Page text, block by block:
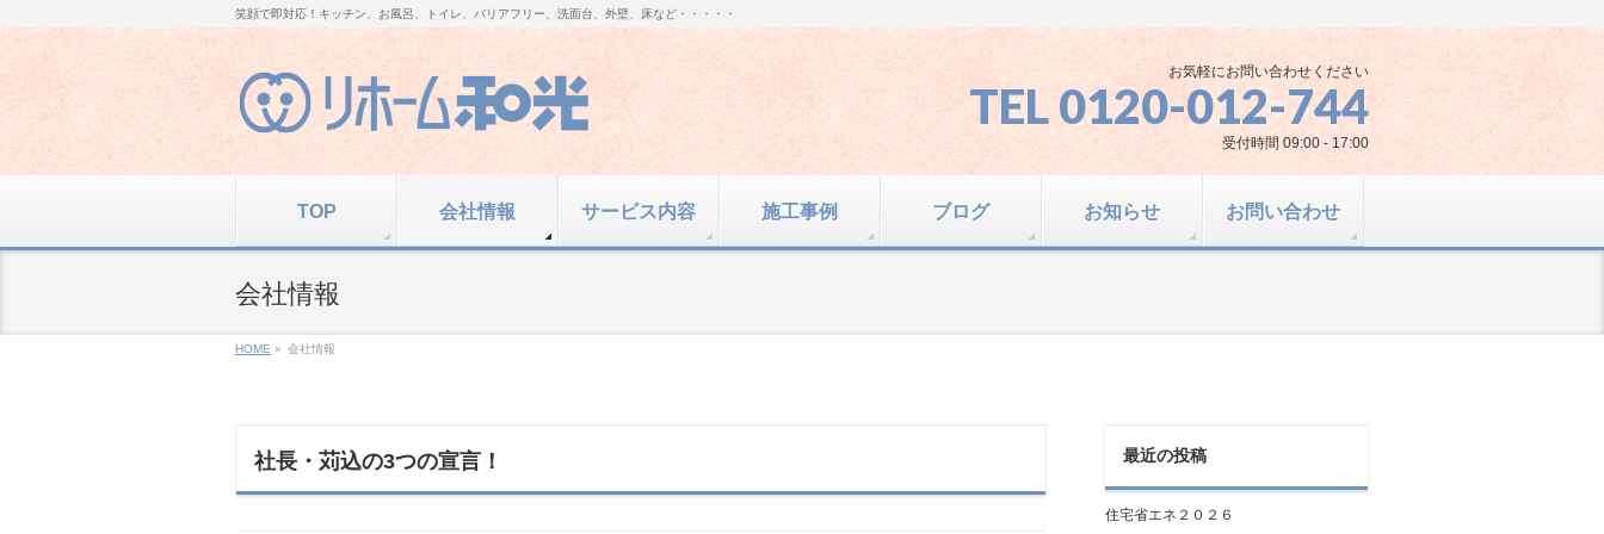
笑顔で即対応！キッチン、お風呂、トイレ、バリアフリー、洗面台、外壁、床など・・・・・
お気軽にお問い合わせください
TEL 0120-012-744
受付時間 09:00 - 17:00
TOP 会社情報 サービス内容 施工事例 ブログ お知らせ お問い合わせ
会社情報
HOME » 会社情報
社長・苅込の3つの宣言！ 最近の投稿
住宅省エネ２０２６